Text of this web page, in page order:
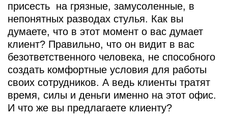
присесть на грязные, замусоленные, в
непонятных разводах стулья. Как вы
думаете, что в этот момент о вас думает
клиент? Правильно, что он видит в вас
безответственного человека, не способного
создать комфортные условия для работы
своих сотрудников. А ведь клиенты тратят
время, силы и деньги именно на этот офис.
И что же вы предлагаете клиенту?